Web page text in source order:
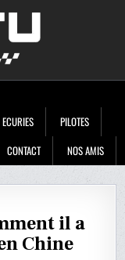
ECURIES
PILOTES
CONTACT NOS AMIS
il a
Chine